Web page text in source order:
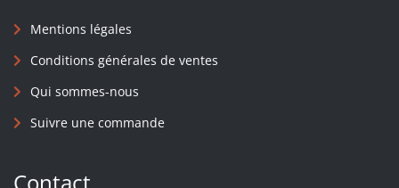
Mentions légales
Conditions générales de ventes
Qui sommes-nous
Suivre une commande